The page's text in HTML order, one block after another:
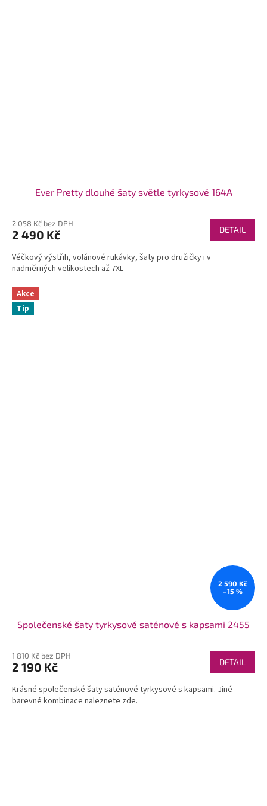
Ever Pretty dlouhé šaty světle tyrkysové 164A
2 058 Kč bez DPH
2 490 Kč DETAIL
Véčkový výstřih, volánové rukávky, šaty pro družičky i v
nadměrných velikostech až 7XL
Akce
Tip
2 590 Kč
–15 %
Společenské šaty tyrkysové saténové s kapsami 2455
1 810 Kč bez DPH
2 190 Kč DETAIL
Krásné společenské šaty saténové tyrkysové s kapsami. Jiné
barevné kombinace naleznete zde.